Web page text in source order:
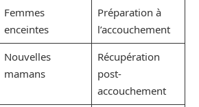
Femmes
enceintes
Préparation à
l’accouchement
Nouvelles
mamans
Récupération
post-
accouchement